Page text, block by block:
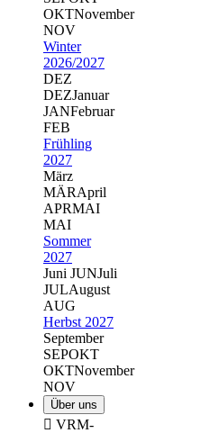
OKTNovember
NOV
Winter
2026/2027
DEZ
DEZJanuar
JANFebruar
FEB
Frühling
2027
März
MÄRApril
APRMAI
MAI
Sommer
2027
Juni JUNJuli
JULAugust
AUG
Herbst 2027
September
SEPOKT
OKTNovember
NOV
Über uns
 VRM-